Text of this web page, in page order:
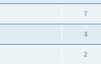
7
3
2